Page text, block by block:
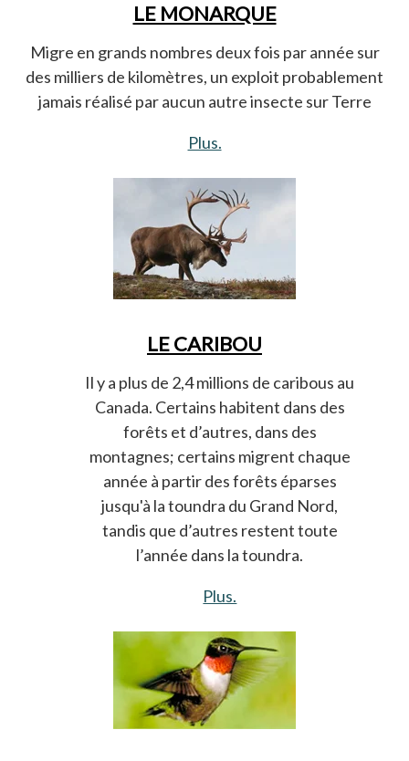
LE MONARQUE
Migre en grands nombres deux fois par année sur
des milliers de kilomètres, un exploit probablement
jamais réalisé par aucun autre insecte sur Terre
Plus.
LE CARIBOU
Il y a plus de 2,4 millions de caribous au
Canada. Certains habitent dans des
forêts et d’autres, dans des
montagnes; certains migrent chaque
année à partir des forêts éparses
jusqu'à la toundra du Grand Nord,
tandis que d’autres restent toute
l’année dans la toundra.
Plus.